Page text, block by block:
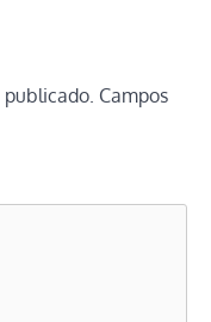
Campos